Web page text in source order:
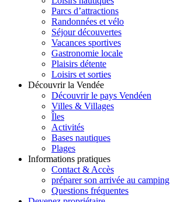
Parcs d’attractions
Randonnées et vélo
Séjour découvertes
Vacances sportives
Gastronomie locale
Plaisirs détente
Loisirs et sorties
Découvrir la Vendée
Découvrir le pays Vendéen
Villes & Villages
Îles
Activités
Bases nautiques
Plages
Informations pratiques
Contact & Accès
préparer son arrivée au camping
Questions fréquentes